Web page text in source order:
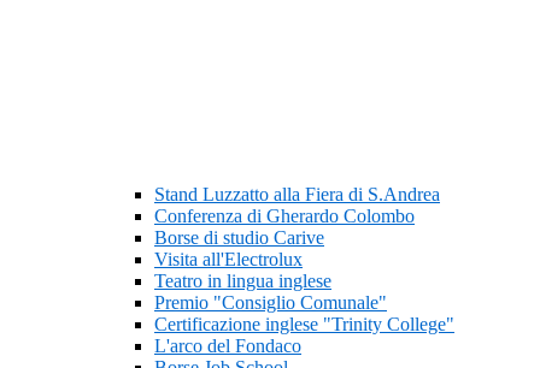
Stand Luzzatto alla Fiera di S.Andrea
Conferenza di Gherardo Colombo
Borse di studio Carive
Visita all'Electrolux
Teatro in lingua inglese
Premio "Consiglio Comunale"
Certificazione inglese "Trinity College"
L'arco del Fondaco